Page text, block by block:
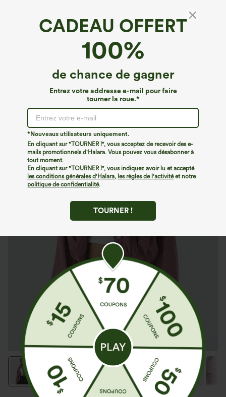
CADEAU OFFERT
100%
de chance de gagner
Entrez votre addresse e-mail pour faire
tourner la roue.*
*Nouveaux utilisateurs uniquement.
En cliquant sur "TOURNER !", vous acceptez de recevoir des e-
mails promotionnels d'Halara. Vous pouvez vous désabonner à
tout moment.
En cliquant sur "TOURNER !", vous indiquez avoir lu et accepté
les conditions générales d'Halara, les règles de l'activitéet notre
politique de confidentialité.
TOURNER !
Veste courte décontractée en velours côtelé
€40,95 EUR €44,95 EUR Buy 2, 10% Off | Buy 3, 20% Off